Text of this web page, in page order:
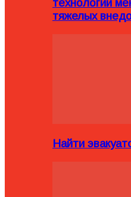
технологии
тяжелых
Найти